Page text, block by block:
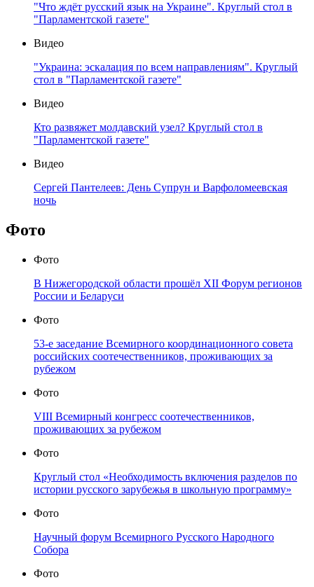
"Что ждёт русский язык на Украине". Круглый стол в
"Парламентской газете"
Видео
"Украина: эскалация по всем направлениям". Круглый
стол в "Парламентской газете"
Видео
Кто развяжет молдавский узел? Круглый стол в
"Парламентской газете"
Видео
Сергей Пантелеев: День Супрун и Варфоломеевская
ночь
Фото
Фото
В Нижегородской области прошёл XII Форум регионов
России и Беларуси
Фото
53-е заседание Всемирного координационного совета
российских соотечественников, проживающих за
рубежом
Фото
VIII Всемирный конгресс соотечественников,
проживающих за рубежом
Фото
Круглый стол «Необходимость включения разделов по
истории русского зарубежья в школьную программу»
Фото
Научный форум Всемирного Русского Народного
Собора
Фото